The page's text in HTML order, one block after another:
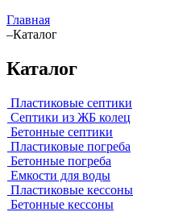
Главная
–Каталог
Каталог
Пластиковые септики
Септики из ЖБ колец
Бетонные септики
Пластиковые погреба
Бетонные погреба
Емкости для воды
Пластиковые кессоны
Бетонные кессоны